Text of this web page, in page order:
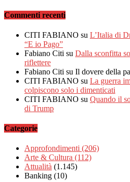
Commenti recenti
CITI FABIANO su L’Italia di
“E io Pago”
Fabiano Citi su Dalla sconfitta
riflettere
Fabiano Citi su Il dovere della
CITI FABIANO su La guerra
colpiscono solo i dimenticati
CITI FABIANO su Quando il
di Trump
Categorie
Approfondimenti (206)
Arte & Cultura (112)
Attualità (1.145)
Banking (10)